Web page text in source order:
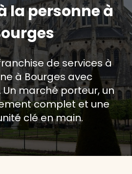
la personne à
de services à
à Bourges avec
Un marché porteur, un
complet et une
clé en main.